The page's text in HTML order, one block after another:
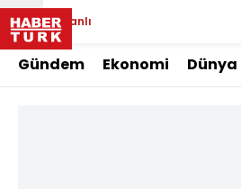
Canlı
Gündem Ekonomi Dünya